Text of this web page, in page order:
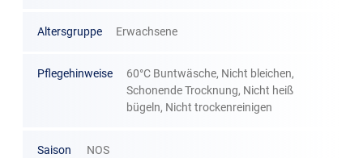
Altersgruppe Erwachsene
Pflegehinweise
60°C Buntwäsche, Nicht bleichen,
Schonende Trocknung, Nicht heiß
bügeln, Nicht trockenreinigen
Saison NOS